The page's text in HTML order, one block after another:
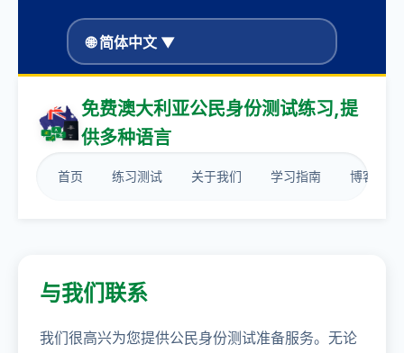
🌐 简体中文 ▼
免费澳大利亚公民身份测试练习,提
供多种语言
首页 练习测试 关于我们 学习指南 博客
与我们联系
我们很高兴为您提供公民身份测试准备服务。无论